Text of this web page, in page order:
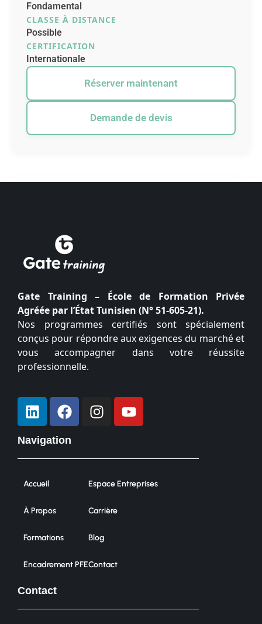
Fondamental
CLASSE À DISTANCE
Possible
CERTIFICATION
Internationale
Réserver maintenant
Demande de devis
Gate Training – École de Formation Privée
Agréée par l’État Tunisien (N° 51-605-21).
Nos programmes certifiés sont spécialement
conçus pour répondre aux exigences du marché et
vous accompagner dans votre réussite
professionnelle.
Navigation
Accueil
À Propos
Formations
Encadrement PFE
Espace Entreprises
Carrière
Blog
Contact
Contact